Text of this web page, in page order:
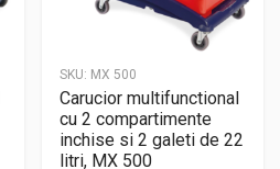
SKU: MX 500
Carucior multifunctional
cu 2 compartimente
inchise si 2 galeti de 22
litri, MX 500